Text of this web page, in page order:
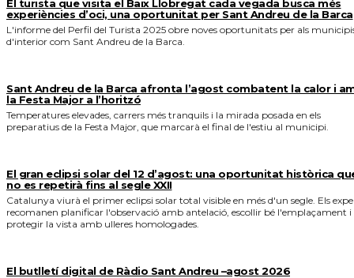
El turista que visita el Baix Llobregat cada vegada busca més
experiències d’oci, una oportunitat per Sant Andreu de la Barca
L'informe del Perfil del Turista 2025 obre noves oportunitats per als
d'interior com Sant Andreu de la Barca.
Sant Andreu de la Barca afronta l’agost combatent la calor i
la Festa Major a l’horitzó
Temperatures elevades, carrers més tranquils i la mirada posada en els
preparatius de la Festa Major, que marcarà el final de l'estiu al municipi.
El gran eclipsi solar del 12 d’agost: una oportunitat històrica
no es repetirà fins al segle XXII
Catalunya viurà el primer eclipsi solar total visible en més d'un segle. Els
recomanen planificar l'observació amb antelació, escollir bé l'emplaçament i
protegir la vista amb ulleres homologades.
El butlletí digital de Ràdio Sant Andreu –agost 2026